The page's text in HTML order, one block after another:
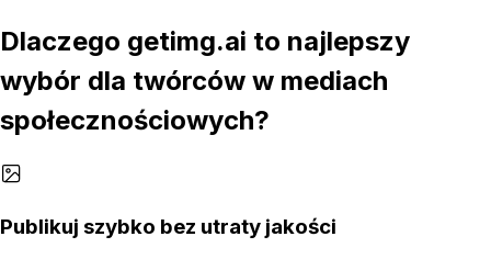
Dlaczego getimg.ai to najlepszy
wybór dla twórców w mediach
społecznościowych?
Publikuj szybko bez utraty jakości